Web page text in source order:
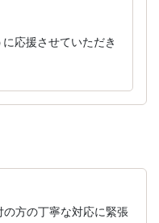
応援させていただき
方の丁寧な対応に緊張